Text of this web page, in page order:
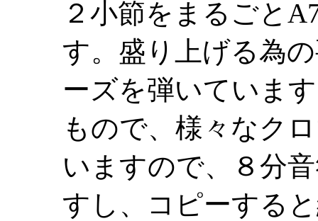
２小節をまるごと
す。盛り上げる為
ーズを弾いていま
もので、様々なク
いますので、８分
すし、コピーする